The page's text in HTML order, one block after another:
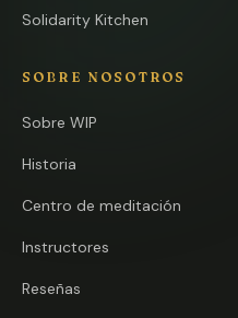
Solidarity Kitchen
SOBRE NOSOTROS
Sobre WIP
Historia
Centro de meditación
Instructores
Reseñas